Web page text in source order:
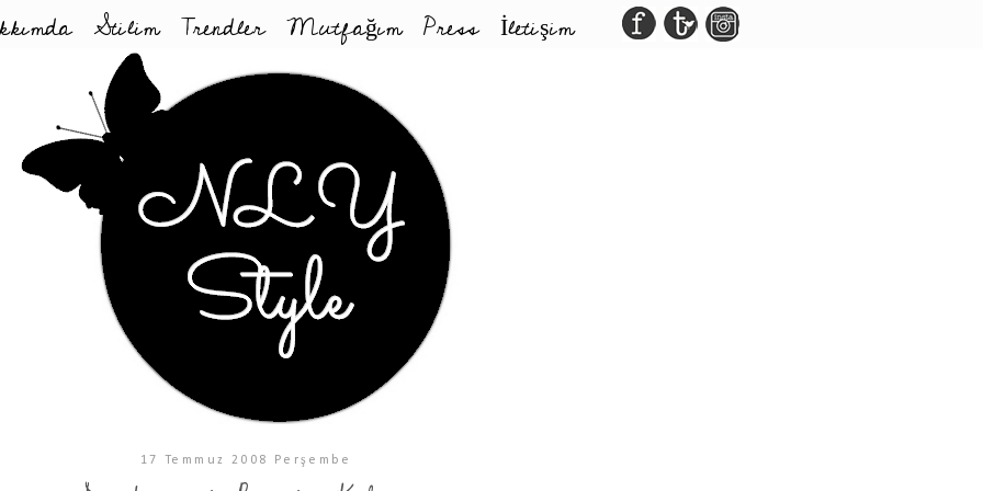
Stilim Trendler Mutfağım Press İletişim
17 Temmuz 2008 Perşembe